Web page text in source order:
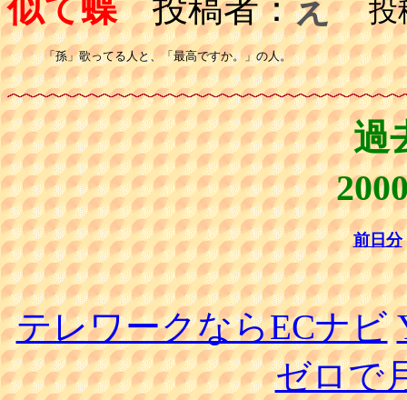
似て蝶投稿者：え 投稿
「孫」歌ってる人と、「最高ですか。」の人。
過
前日分
テレワークならECナビ
ゼロで